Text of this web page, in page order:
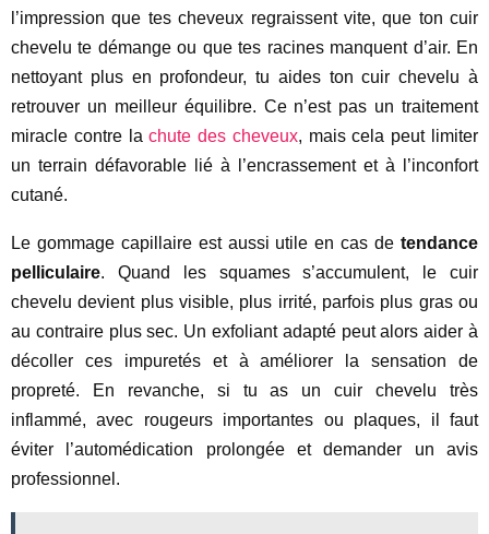
l’impression que tes cheveux regraissent vite, que ton cuir
chevelu te démange ou que tes racines manquent d’air. En
nettoyant plus en profondeur, tu aides ton cuir chevelu à
retrouver un meilleur équilibre. Ce n’est pas un traitement
miracle contre lachute des cheveux, mais cela peut limiter
un terrain défavorable lié à l’encrassement et à l’inconfort
cutané.
Le gommage capillaire est aussi utile en cas de tendance
pelliculaire. Quand les squames s’accumulent, le cuir
chevelu devient plus visible, plus irrité, parfois plus gras ou
au contraire plus sec. Un exfoliant adapté peut alors aider à
décoller ces impuretés et à améliorer la sensation de
propreté. En revanche, si tu as un cuir chevelu très
inflammé, avec rougeurs importantes ou plaques, il faut
éviter l’automédication prolongée et demander un avis
professionnel.